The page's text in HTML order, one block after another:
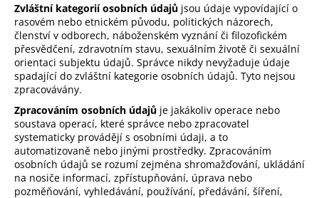
Zvláštní kategorií osobních údajů jsou údaje vypovídající o
rasovém nebo etnickém původu, politických názorech,
členství v odborech, náboženském vyznání či filozofickém
přesvědčení, zdravotním stavu, sexuálním životě či sexuální
orientaci subjektu údajů. Správce nikdy nevyžaduje údaje
spadající do zvláštní kategorie osobních údajů. Tyto nejsou
zpracovávány.
Zpracováním osobních údajů je jakákoliv operace nebo
soustava operací, které správce nebo zpracovatel
systematicky provádějí s osobními údaji, a to
automatizovaně nebo jinými prostředky. Zpracováním
osobních údajů se rozumí zejména shromažďování, ukládání
na nosiče informací, zpřístupňování, úprava nebo
pozměňování, vyhledávání, používání, předávání, šíření,